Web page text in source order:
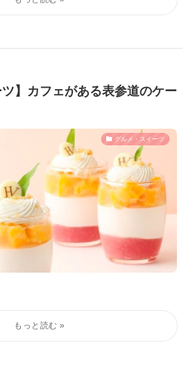
ツ】カフェがある表参道のケー
グルメ・スイーツ